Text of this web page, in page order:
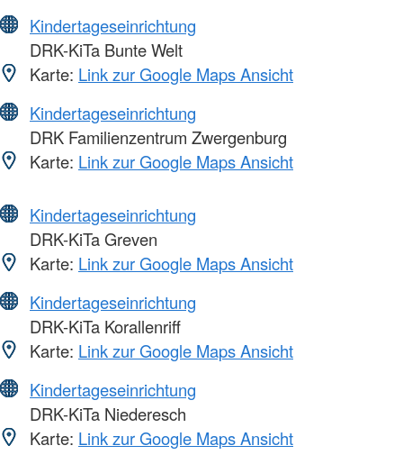
Kindertageseinrichtung
DRK-KiTa Bunte Welt
Karte: Link zur Google Maps Ansicht
Kindertageseinrichtung
DRK Familienzentrum Zwergenburg
Karte: Link zur Google Maps Ansicht
Kindertageseinrichtung
DRK-KiTa Greven
Karte: Link zur Google Maps Ansicht
Kindertageseinrichtung
DRK-KiTa Korallenriff
Karte: Link zur Google Maps Ansicht
Kindertageseinrichtung
DRK-KiTa Niederesch
Karte: Link zur Google Maps Ansicht